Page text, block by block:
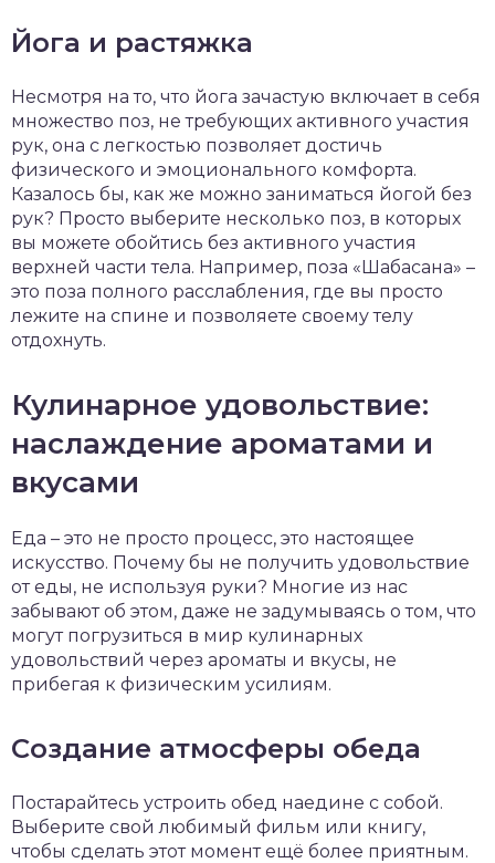
Йога и растяжка
Несмотря на то, что йога зачастую включает в себя
множество поз, не требующих активного участия
рук, она с легкостью позволяет достичь
физического и эмоционального комфорта.
Казалось бы, как же можно заниматься йогой без
рук? Просто выберите несколько поз, в которых
вы можете обойтись без активного участия
верхней части тела. Например, поза «Шабасана» –
это поза полного расслабления, где вы просто
лежите на спине и позволяете своему телу
отдохнуть.
Кулинарное удовольствие:
наслаждение ароматами и
вкусами
Еда – это не просто процесс, это настоящее
искусство. Почему бы не получить удовольствие
от еды, не используя руки? Многие из нас
забывают об этом, даже не задумываясь о том, что
могут погрузиться в мир кулинарных
удовольствий через ароматы и вкусы, не
прибегая к физическим усилиям.
Создание атмосферы обеда
Постарайтесь устроить обед наедине с собой.
Выберите свой любимый фильм или книгу,
чтобы сделать этот момент ещё более приятным.